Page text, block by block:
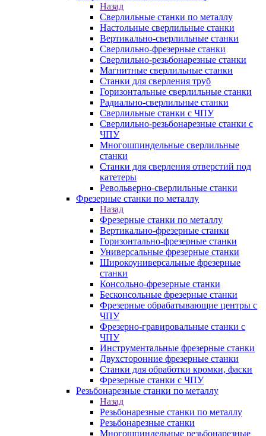
Назад
Сверлильные станки по металлу
Настольные сверлильные станки
Вертикально-сверлильные станки
Сверлильно-фрезерные станки
Сверлильно-резьбонарезные станки
Магнитные сверлильные станки
Станки для сверления труб
Горизонтальные сверлильные станки
Радиально-сверлильные станки
Сверлильные станки с ЧПУ
Сверлильно-резьбонарезные станки с
ЧПУ
Многошпиндельные сверлильные
станки
Станки для сверления отверстий под
катетеры
Револьверно-сверлильные станки
Фрезерные станки по металлу
Назад
Фрезерные станки по металлу
Вертикально-фрезерные станки
Горизонтально-фрезерные станки
Универсальные фрезерные станки
Широкоуниверсальные фрезерные
станки
Консольно-фрезерные станки
Бесконсольные фрезерные станки
Фрезерные обрабатывающие центры с
ЧПУ
Фрезерно-гравировальные станки с
ЧПУ
Инструментальные фрезерные станки
Двухсторонние фрезерные станки
Станки для обработки кромки, фаски
Фрезерные станки с ЧПУ
Резьбонарезные станки по металлу
Назад
Резьбонарезные станки по металлу
Резьбонарезные станки
Многошпиндельные резьбонарезные